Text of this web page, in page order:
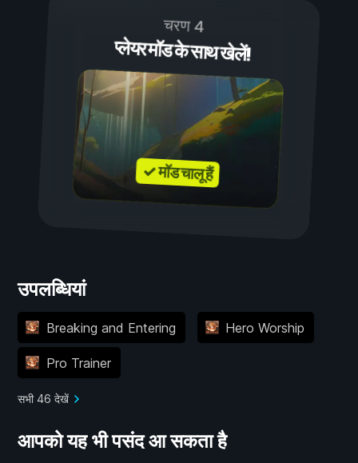
चरण 4
प्लेयर मॉड के साथ खेलें!
✓ मॉड चालू हैं
उपलब्धियां
Breaking and Entering Hero Worship
Pro Trainer
सभी 46 देखें
आपको यह भी पसंद आ सकता है